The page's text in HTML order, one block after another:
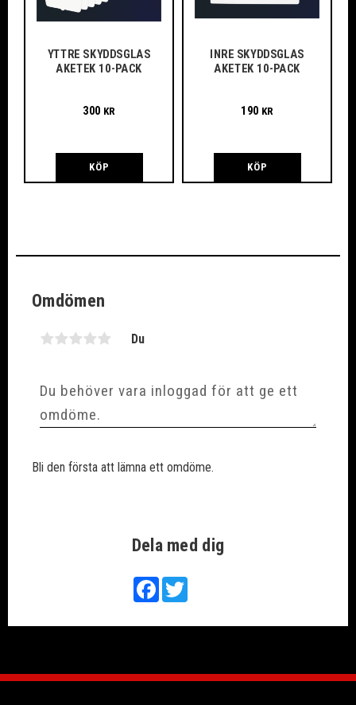
YTTRE SKYDDSGLAS
AKETEK 10-PACK
300 KR
KÖP
INRE SKYDDSGLAS
AKETEK 10-PACK
190 KR
KÖP
Dela med dig
FacebookTwitter
Omdömen
Du
Bli den första att lämna ett omdöme.